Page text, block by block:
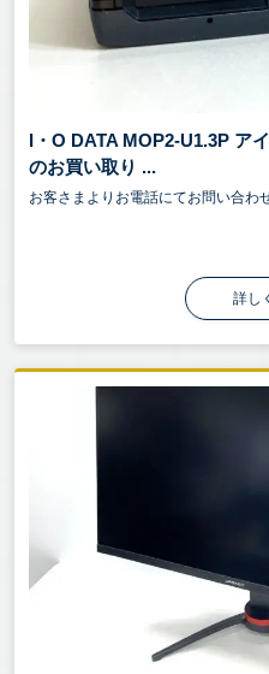
I・O DATA MOP2-U1.3P ア
のお買い取り ...
お客さまよりお電話にてお問い合わ
詳し